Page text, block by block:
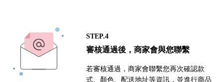
STEP.4
審核通過後，商家會與您聯繫
若審核通過，商家會聯繫您再次確認款
式、顏色、配送地址等資訊，並進行商品